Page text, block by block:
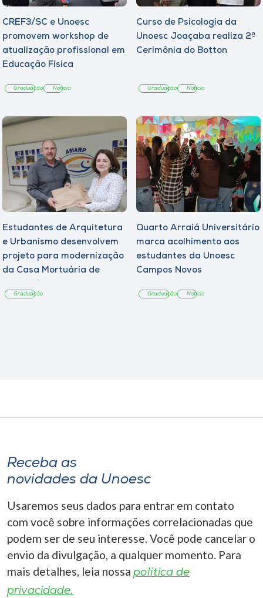
CREF3/SC e Unoesc
promovem workshop de
atualização profissional em
Educação Física
Graduação Notícia
Curso de Psicologia da
Unoesc Joaçaba realiza 2ª
Cerimônia do Botton
Graduação Notícia
Estudantes de Arquitetura
e Urbanismo desenvolvem
projeto para modernização
da Casa Mortuária de
Graduação
Quarto Arraiá Universitário
marca acolhimento aos
estudantes da Unoesc
Campos Novos
Graduação Notícia
Receba as
novidades da Unoesc
Usaremos seus dados para entrar em contato
com você sobre informações correlacionadas que
podem ser de seu interesse. Você pode cancelar o
envio da divulgação, a qualquer momento. Para
mais detalhes, leia nossa política de
privacidade.